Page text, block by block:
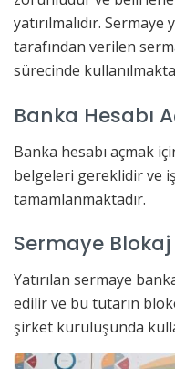
yatırılmalıdır.
tarafından verilen
sürecinde
Banka Hesabı
Banka hesabı açmak
belgeleri gereklidir ve
tamamlanmaktadır.
Sermaye Blokaj
Yatırılan sermaye
edilir ve bu tutarın
şirket kuruluşunda